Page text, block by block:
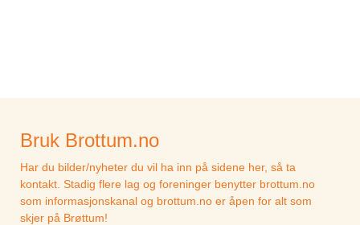
Bruk Brottum.no
Har du bilder/nyheter du vil ha inn på sidene her, så ta
kontakt. Stadig flere lag og foreninger benytter brottum.no
som informasjonskanal og brottum.no er åpen for alt som
skjer på Brøttum!